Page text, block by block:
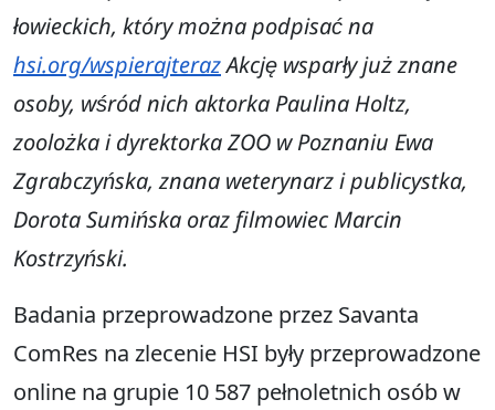
łowieckich, który można podpisać na
hsi.org/wspierajterazAkcję wsparły już znane
osoby, wśród nich aktorka Paulina Holtz,
zoolożka i dyrektorka ZOO w Poznaniu Ewa
Zgrabczyńska, znana weterynarz i publicystka,
Dorota Sumińska oraz filmowiec Marcin
Kostrzyński.
Badania przeprowadzone przez Savanta
ComRes na zlecenie HSI były przeprowadzone
online na grupie 10 587 pełnoletnich osób w